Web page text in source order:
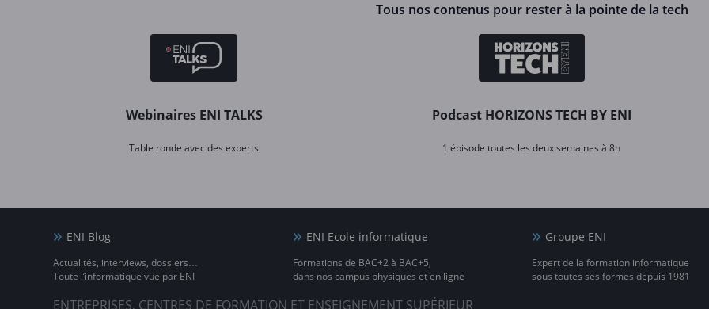
Tous nos contenus pour rester à la pointe de la tech
Webinaires ENI TALKS
Table ronde avec des experts
Podcast HORIZONS TECH BY ENI
1 épisode toutes les deux semaines à 8h
ENI Blog
Actualités, interviews, dossiers…
Toute l’informatique vue par ENI
ENI Ecole informatique
Formations de BAC+2 à BAC+5,
dans nos campus physiques et en ligne
Groupe ENI
Expert de la formation informatique
sous toutes ses formes depuis 1981
ENTREPRISES, CENTRES DE FORMATION ET ENSEIGNEMENT SUPÉRIEUR